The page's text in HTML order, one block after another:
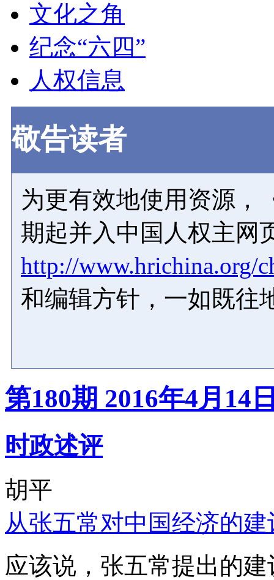
文化之角
纪念“六四”
人权信息
敬告读者
为更有效地使用资源，
期起并入中国人权主网
http://www.hrichina.org/
和编辑方针，一如既往
第180期 2016年4月14
时政述评
胡平
从张五常对中国经济的
应该说，张五常提出的